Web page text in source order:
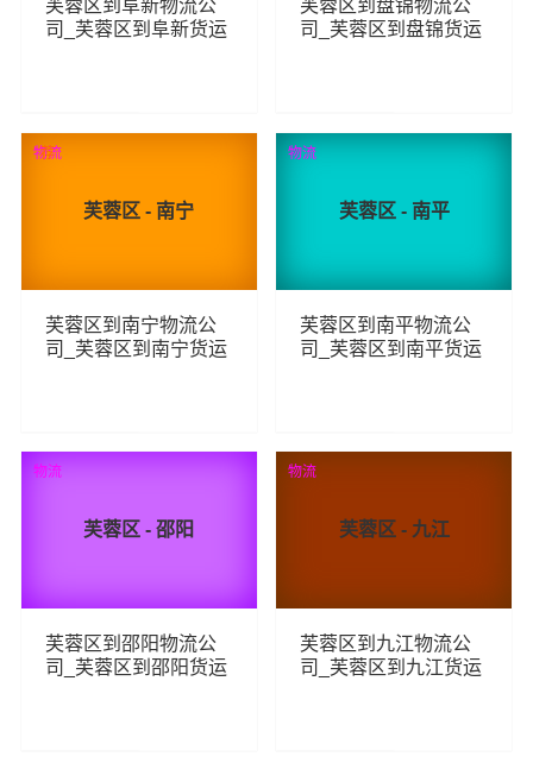
芙蓉区到阜新物流公
司_芙蓉区到阜新货运
90 查看详细
芙蓉区到盘锦物流公
司_芙蓉区到盘锦货运
149 查看详细
芙蓉区 - 南宁
芙蓉区到南宁物流公
司_芙蓉区到南宁货运
125 查看详细
物流
荐
芙蓉区 - 南平
芙蓉区到南平物流公
司_芙蓉区到南平货运
107 查看详细
物流
芙蓉区 - 邵阳
芙蓉区到邵阳物流公
司_芙蓉区到邵阳货运
物流
芙蓉区 - 九江
芙蓉区到九江物流公
司_芙蓉区到九江货运
物流